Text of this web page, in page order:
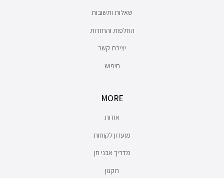
שאלות ותשובות
החלפות והחזרות
יצירת קשר
חיפוש
MORE
אודות
מועדון לקוחות
מדריך אבני חן
תקנון